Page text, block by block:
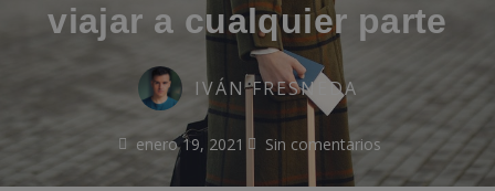
viajar a cualquier parte
IVÁN FRESNEDA
enero 19, 2021 Sin comentarios